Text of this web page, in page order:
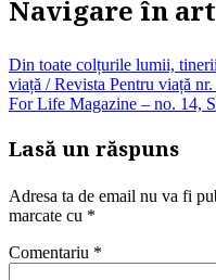
Navigare în
Din toate colțurile lumii,
viață / Revista Pentru viață
For Life Magazine – no. 14,
Lasă un răspuns
Adresa ta de email nu va fi
marcate cu *
Comentariu *